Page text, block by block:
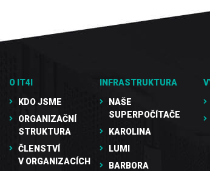
O IT4I
KDO JSME
ORGANIZAČNÍ
STRUKTURA
ČLENSTVÍ
V ORGANIZACÍCH
INFRASTRUKTURA
NAŠE
SUPERPOČÍTAČE
KAROLINA
LUMI
BARBORA